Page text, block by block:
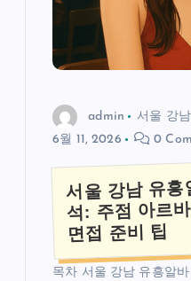
admin 서울 강
6월 11, 2026
0
서울 강남 유
석: 주점 아르
면접 준비 팁
목차 서울 강남 유흥알